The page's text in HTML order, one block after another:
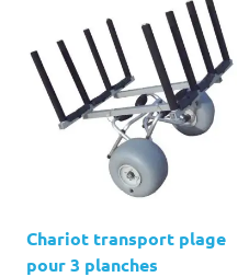
Chariot transport plage
pour 3 planches